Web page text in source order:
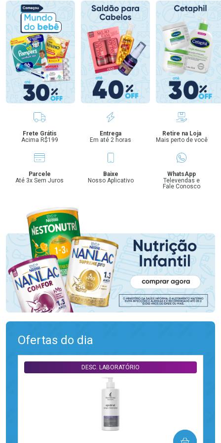
Benefícios
Frete Grátis
Acima R$199
Entrega
Em até 2 horas
Retire na Loja
Mais perto de você
Parcele
Até 3x Sem Juros
Baixe
Nosso Aplicativo
WhatsApp
Televendas e
Fale Conosco
Ofertas do dia
DESC. LABORATÓRIO
COMPRAR